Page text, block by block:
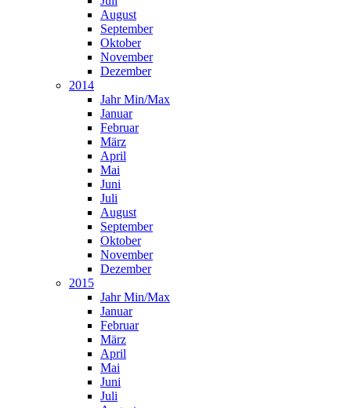
August
September
Oktober
November
Dezember
2014
Jahr Min/Max
Januar
Februar
März
April
Mai
Juni
Juli
August
September
Oktober
November
Dezember
2015
Jahr Min/Max
Januar
Februar
März
April
Mai
Juni
Juli